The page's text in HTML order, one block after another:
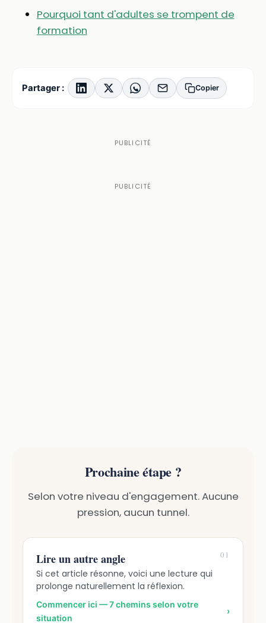
Pourquoi tant d'adultes se trompent de
formation
Partager : Copier
Prochaine étape ?
Selon votre niveau d'engagement. Aucune
pression, aucun tunnel.
01
Lire un autre angle
Si cet article résonne, voici une lecture qui
prolonge naturellement la réflexion.
Commencer ici — 7 chemins selon votre
situation
›